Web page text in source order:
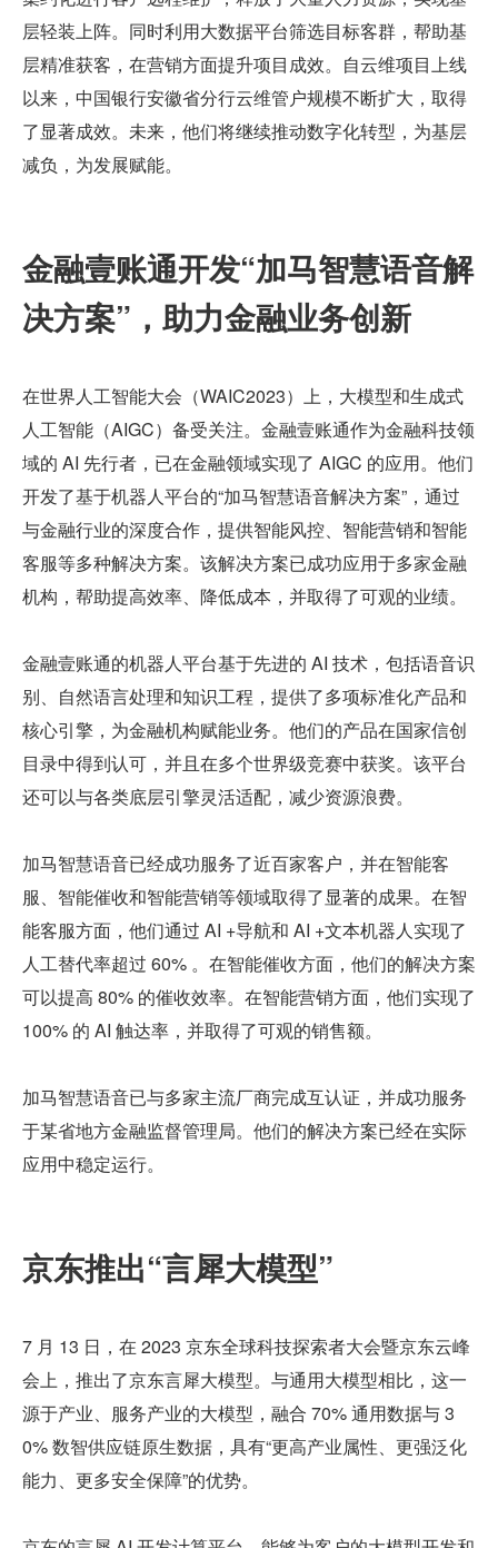
层轻装上阵。同时利用大数据平台筛选目标客群，帮助基
层精准获客，在营销方面提升项目成效。自云维项目上线
以来，中国银行安徽省分行云维管户规模不断扩大，取得
了显著成效。未来，他们将继续推动数字化转型，为基层
减负，为发展赋能。
金融壹账通开发“加马智慧语音解
决方案”，助力金融业务创新
在世界人工智能大会（WAIC2023）上，大模型和生成式
人工智能（AIGC）备受关注。金融壹账通作为金融科技领
域的 AI 先行者，已在金融领域实现了 AIGC 的应用。他们
开发了基于机器人平台的“加马智慧语音解决方案”，通过
与金融行业的深度合作，提供智能风控、智能营销和智能
客服等多种解决方案。该解决方案已成功应用于多家金融
机构，帮助提高效率、降低成本，并取得了可观的业绩。
金融壹账通的机器人平台基于先进的 AI 技术，包括语音识
别、自然语言处理和知识工程，提供了多项标准化产品和
核心引擎，为金融机构赋能业务。他们的产品在国家信创
目录中得到认可，并且在多个世界级竞赛中获奖。该平台
还可以与各类底层引擎灵活适配，减少资源浪费。
加马智慧语音已经成功服务了近百家客户，并在智能客
服、智能催收和智能营销等领域取得了显著的成果。在智
能客服方面，他们通过 AI +导航和 AI +文本机器人实现了
人工替代率超过 60% 。在智能催收方面，他们的解决方案
可以提高 80% 的催收效率。在智能营销方面，他们实现了
100% 的 AI 触达率，并取得了可观的销售额。
加马智慧语音已与多家主流厂商完成互认证，并成功服务
于某省地方金融监督管理局。他们的解决方案已经在实际
应用中稳定运行。
京东推出“言犀大模型”
7 月 13 日，在 2023 京东全球科技探索者大会暨京东云峰
会上，推出了京东言犀大模型。与通用大模型相比，这一
源于产业、服务产业的大模型，融合 70% 通用数据与 3
0% 数智供应链原生数据，具有“更高产业属性、更强泛化
能力、更多安全保障”的优势。